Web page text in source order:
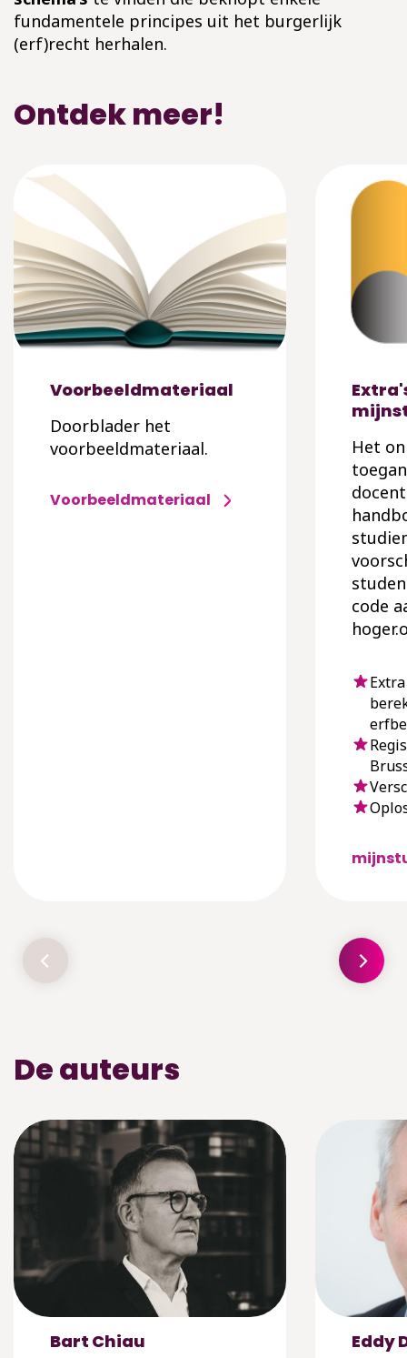
fundamentele principes uit het burgerlijk
(erf)recht herhalen.
Ontdek meer!
Voorbeeldmateriaal
Doorblader het
voorbeeldmateriaal.
Voorbeeldmateriaal
Het
code
De auteurs
Bart Chiau Eddy